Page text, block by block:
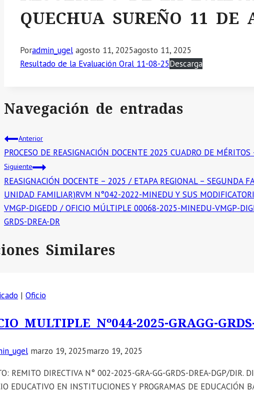
QUECHUA SUREÑO 11 DE
Poradmin_ugel agosto 11, 2025agosto 11, 2025
Resultado de la Evaluación Oral 11-08-25Descarga
Navegación de entradas
Anterior
PROCESO DE REASIGNACIÓN DOCENTE 2025 CUADRO DE
Siguiente
REASIGNACIÓN DOCENTE – 2025 / ETAPA REGIONAL – SEGUNDA
UNIDAD FAMILIAR)RVM N°042-2022-MINEDU Y SUS
VMGP-DIGEDD / OFICIO MÚLTIPLE 00068-2025-MINEDU-VMGP-
GRDS-DREA-DR
Similares
| Oficio
MULTIPLE Nº044-2025-GRAGG-
marzo 19, 2025marzo 19, 2025
REMITO DIRECTIVA N° 002-2025-GRA-GG-GRDS-DREA-DGP/DIR.
EDUCATIVO EN INSTITUCIONES Y PROGRAMAS DE EDUCACIÓN